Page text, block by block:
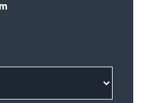
stránku pro budoucí